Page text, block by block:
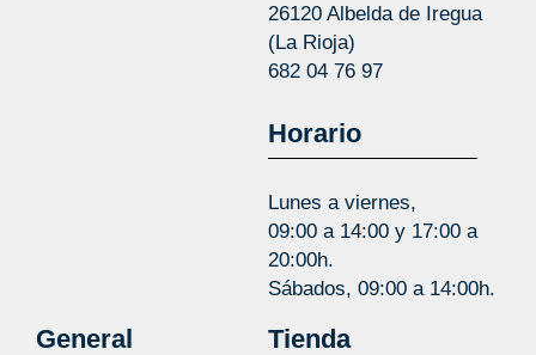
26120 Albelda de Iregua
(La Rioja)
682 04 76 97
Horario
Lunes a viernes,
09:00 a 14:00 y 17:00 a
20:00h.
Sábados, 09:00 a 14:00h.
General Tienda